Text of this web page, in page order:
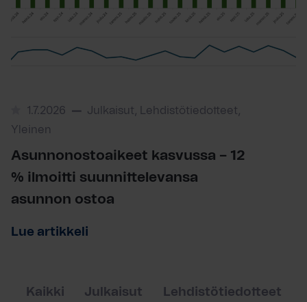
1.7.2026
Julkaisut, Lehdistötiedotteet,
Yleinen
Asunnonostoaikeet kasvussa – 12
% ilmoitti suunnittelevansa
asunnon ostoa
Lue artikkeli
Kaikki Julkaisut Lehdistötiedotteet